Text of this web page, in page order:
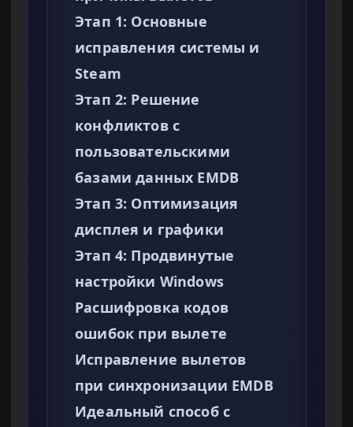
Этап 1: Основные
исправления системы и
Steam
Этап 2: Решение
конфликтов с
пользовательскими
базами данных EMDB
Этап 3: Оптимизация
дисплея и графики
Этап 4: Продвинутые
настройки Windows
Расшифровка кодов
ошибок при вылете
Исправление вылетов
при синхронизации EMDB
Идеальный способ с